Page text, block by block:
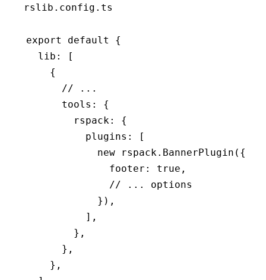
rslib.config.ts
export default
{
  lib
:
[
    {
      // ...
      tools
:
{
        rspack
:
{
          plugins
:
[
            new
rspack.BannerPlugin ({
              footer
: true ,
              // ... options
            })
,
          ]
,
        }
,
      }
,
    }
,